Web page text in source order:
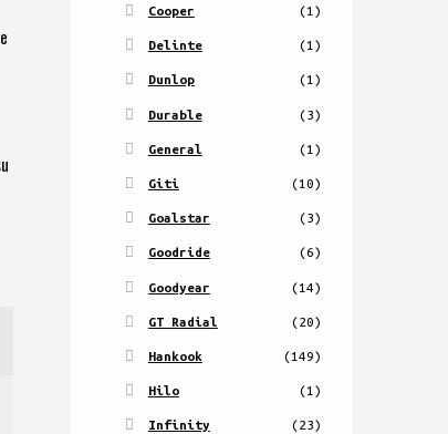
Cooper (1)
Delinte (1)
Dunlop (1)
Durable (3)
General (1)
Giti (10)
Goalstar (3)
Goodride (6)
Goodyear (14)
GT Radial (20)
Hankook (149)
Hilo (1)
Infinity (23)